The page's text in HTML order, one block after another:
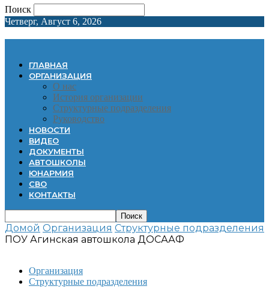
Поиск
Четверг, Август 6, 2026
ГЛАВНАЯ
ОРГАНИЗАЦИЯ
О нас
История организации
Структурные подразделения
Руководство
НОВОСТИ
ВИДЕО
ДОКУМЕНТЫ
АВТОШКОЛЫ
ЮНАРМИЯ
СВО
КОНТАКТЫ
Домой Организация Структурные подразделения
ПОУ Агинская автошкола ДОСААФ
Организация
Структурные подразделения